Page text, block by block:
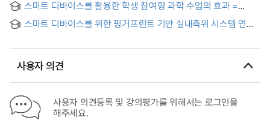
extraction algorithm
스마트 디바이스를 활용한 학생 참여형 과학 수업의 효과 =
Effects of the Student-Participatory Science Class Using
Smart Devices
스마트 디바이스를 위한 핑거프린트 기반 실내측위 시스템 연구
device
사용자 의견
사용자 의견등록 및 강의평가를 위해서는 로그인을
해주세요.